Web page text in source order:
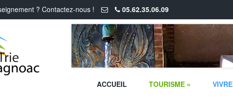
? Contactez-nous ! 05.62.35.06.09
ACCUEIL TOURISME » VIVRE